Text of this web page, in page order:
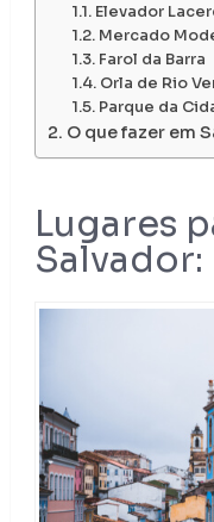
Elevador
Mercado
Farol da Barra
Orla de Rio
Parque da
O que fazer em
Lugares
Salvador: